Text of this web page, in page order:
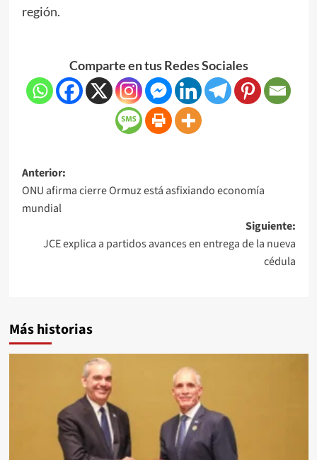
región.
Comparte en tus Redes Sociales
Anterior:
ONU afirma cierre Ormuz está asfixiando economía
mundial
Siguiente:
JCE explica a partidos avances en entrega de la nueva
cédula
Más historias